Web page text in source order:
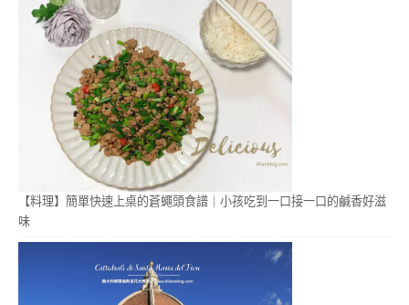
【料理】簡單快速上桌的蒼蠅頭食譜｜小孩吃到一口接一口的鹹香好滋
味